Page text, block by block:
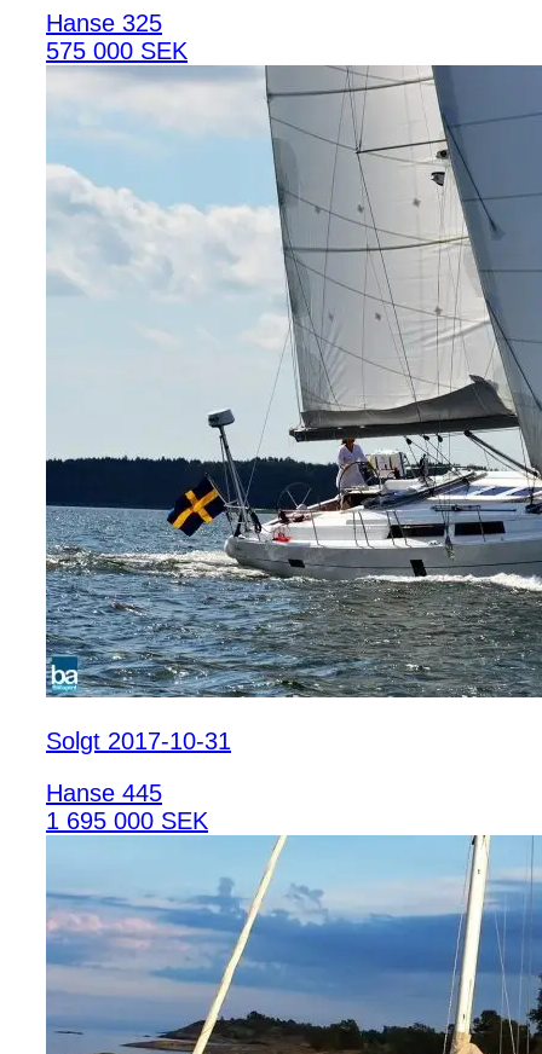
Hanse 325
575 000 SEK
Solgt 2017-10-31
Hanse 445
1 695 000 SEK